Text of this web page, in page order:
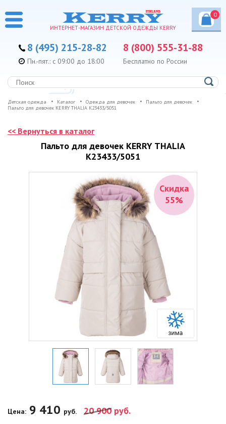
ИНТЕРНЕТ-МАГАЗИН ДЕТСКОЙ ОДЕЖДЫ KERRY
0
8 (495) 215-28-82 8 (800) 555-31-88
Бесплатно по России
Пн.-пят.: с 09:00 до 18:00
Детская одежда Каталог Одежда для девочек
Пальто для девочек
Пальто для девочек KERRY THALIA K23433/5051
<< Вернуться в каталог
Пальто для девочек KERRY THALIA
K23433/5051
Скидка
55%
Цена: 9 410 руб. 20 900 руб.